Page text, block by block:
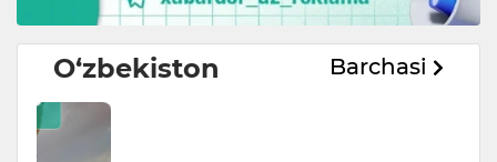
O‘zbekiston Barchasi